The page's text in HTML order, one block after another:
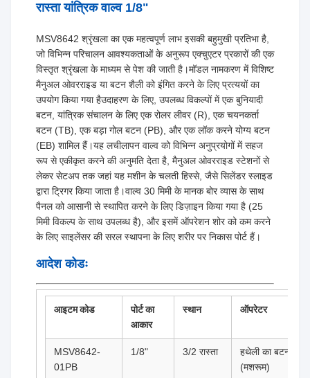
रास्ता यांत्रिक वाल्व 1/8"
MSV8642 श्रृंखला का एक महत्वपूर्ण लाभ इसकी बहुमुखी प्रतिभा है,
जो विभिन्न परिचालन आवश्यकताओं के अनुरूप एक्चुएटर प्रकारों की एक
विस्तृत श्रृंखला के माध्यम से पेश की जाती है।मॉडल नामकरण में विशिष्ट
मैनुअल ओवरराइड या बटन शैली को इंगित करने के लिए प्रत्ययों का
उपयोग किया गया हैउदाहरण के लिए, उपलब्ध विकल्पों में एक बुनियादी
बटन, यांत्रिक संचालन के लिए एक रोलर लीवर (R), एक चयनकर्ता
बटन (TB), एक बड़ा गोल बटन (PB), और एक लॉक करने योग्य बटन
(EB) शामिल हैं।यह लचीलापन वाल्व को विभिन्न अनुप्रयोगों में सहज
रूप से एकीकृत करने की अनुमति देता है, मैनुअल ओवरराइड स्टेशनों से
लेकर सेटअप तक जहां यह मशीन के चलती हिस्से, जैसे सिलेंडर स्लाइड
द्वारा ट्रिगर किया जाता है।वाल्व 30 मिमी के मानक बोर व्यास के साथ
पैनल को आसानी से स्थापित करने के लिए डिज़ाइन किया गया है (25
मिमी विकल्प के साथ उपलब्ध है), और इसमें ऑपरेशन शोर को कम करने
के लिए साइलेंसर की सरल स्थापना के लिए शरीर पर निकास पोर्ट हैं।
आदेश कोडः
आइटम कोड
पोर्ट का
आकार
स्थान ऑपरेटर
MSV8642-
01PB
1/8" 3/2 रास्ता
हथेली का बटन
(मशरूम)